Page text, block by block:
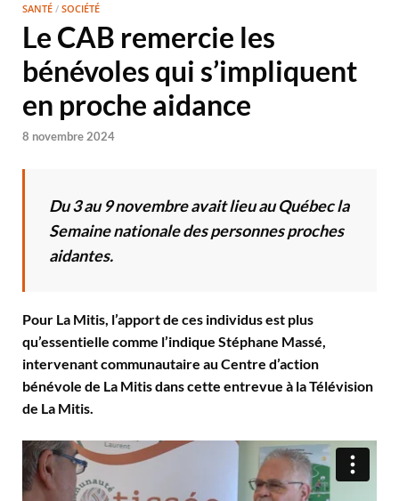
SANTÉ / SOCIÉTÉ
Le CAB remercie les
bénévoles qui s’impliquent
en proche aidance
8 novembre 2024
Du 3 au 9 novembre avait lieu au Québec la
Semaine nationale des personnes proches
aidantes.
Pour La Mitis, l’apport de ces individus est plus
qu’essentielle comme l’indique Stéphane Massé,
intervenant communautaire au Centre d’action
bénévole de La Mitis dans cette entrevue à la Télévision
de La Mitis.